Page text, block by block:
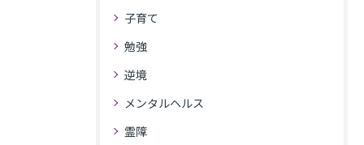
子育て
勉強
逆境
メンタルヘルス
霊障